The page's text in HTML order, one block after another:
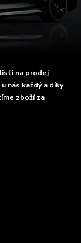
na prodej
nás každý a díky
zboží za